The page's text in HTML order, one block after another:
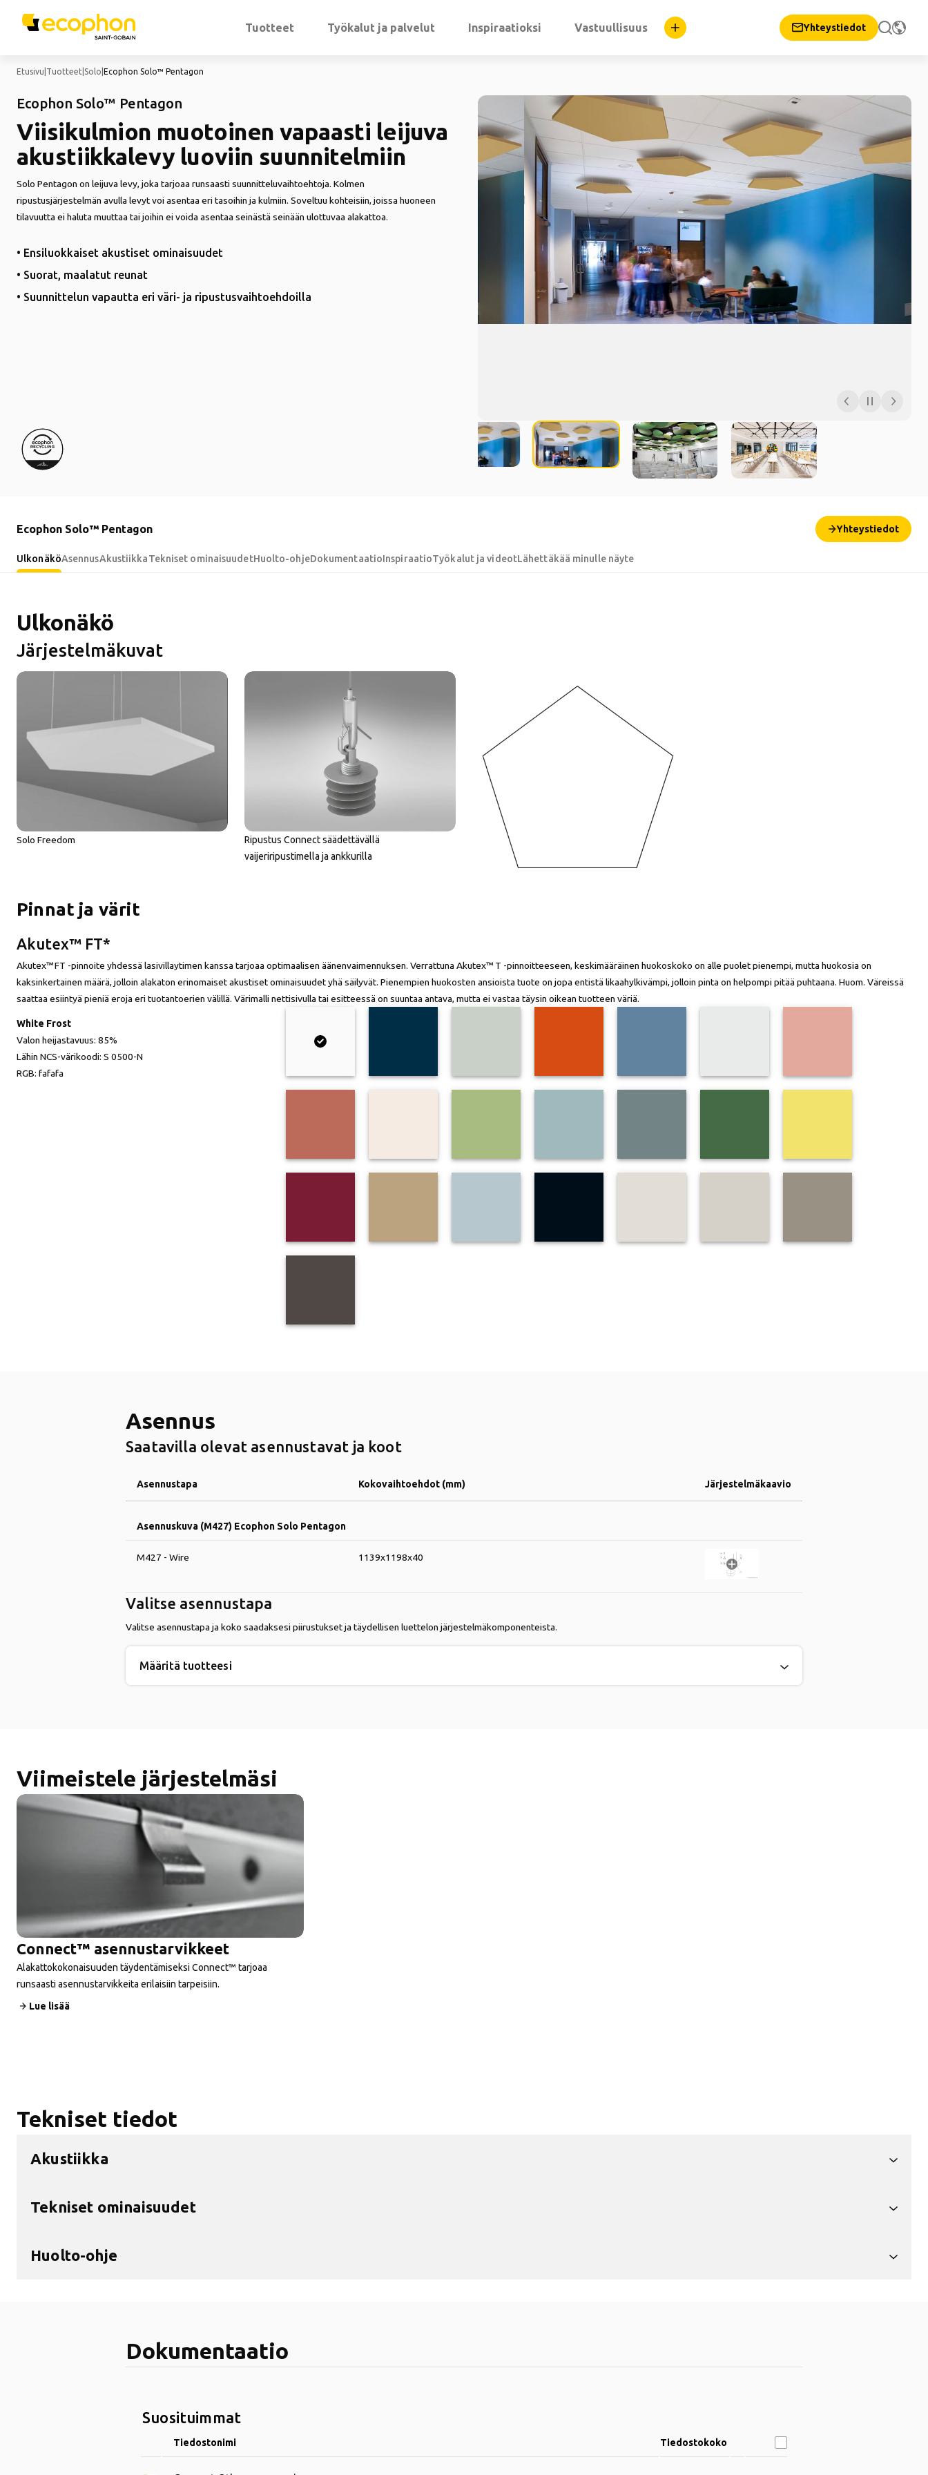
Tuotteet Työkalut ja palvelut Inspiraatioksi Vastuullisuus Yhteystiedot
Etusivu Tuotteet Solo Ecophon Solo™ Pentagon
Ecophon Solo™ Pentagon
Viisikulmion muotoinen vapaasti leijuva
akustiikkalevy luoviin suunnitelmiin
Solo Pentagon on leijuva levy, joka tarjoaa runsaasti suunnitteluvaihtoehtoja. Kolmen
ripustusjärjestelmän avulla levyt voi asentaa eri tasoihin ja kulmiin. Soveltuu kohteisiin, joissa huoneen
tilavuutta ei haluta muuttaa tai joihin ei voida asentaa seinästä seinään ulottuvaa alakattoa.
• Ensiluokkaiset akustiset ominaisuudet
• Suorat, maalatut reunat
• Suunnittelun vapautta eri väri- ja ripustusvaihtoehdoilla
Ecophon Solo™ Pentagon Yhteystiedot
UlkonäköAsennusAkustiikkaTekniset ominaisuudetHuolto-ohjeDokumentaatioInspiraatioTyökalut ja videotLähettäkää minulle näyte
Ulkonäkö
Järjestelmäkuvat
Solo Freedom
Ripustus Connect säädettävällä
vaijeriripustimella ja ankkurilla
Pinnat ja värit
Akutex™ FT*
Akutex™ FT -pinnoite yhdessä lasivillaytimen kanssa tarjoaa optimaalisen äänenvaimennuksen. Verrattuna Akutex™ T -pinnoitteeseen, keskimääräinen huokoskoko on alle puolet pienempi, mutta huokosia on
kaksinkertainen määrä, jolloin alakaton erinomaiset akustiset ominaisuudet yhä säilyvät. Pienempien huokosten ansioista tuote on jopa entistä likaahylkivämpi, jolloin pinta on helpompi pitää puhtaana. Huom. Väreissä
saattaa esiintyä pieniä eroja eri tuotantoerien välillä. Värimalli nettisivulla tai esitteessä on suuntaa antava, mutta ei vastaa täysin oikean tuotteen väriä.
White Frost
Valon heijastavuus: 85%
Lähin NCS-värikoodi: S 0500-N
RGB: fafafa
Asennus
Saatavilla olevat asennustavat ja koot
Asennustapa Kokovaihtoehdot (mm) Järjestelmäkaavio
Asennuskuva (M427) Ecophon Solo Pentagon
M427 - Wire 1139x1198x40
Valitse asennustapa
Valitse asennustapa ja koko saadaksesi piirustukset ja täydellisen luettelon järjestelmäkomponenteista.
Määritä tuotteesi
Viimeistele järjestelmäsi
Connect™ asennustarvikkeet
Alakattokokonaisuuden täydentämiseksi Connect™ tarjoaa
runsaasti asennustarvikkeita erilaisiin tarpeisiin.
Lue lisää
Tekniset tiedot
Akustiikka
Tekniset ominaisuudet
Huolto-ohje
Dokumentaatio
Suosituimmat
Tiedostonimi Tiedostokoko